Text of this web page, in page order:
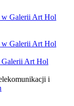
Galerii Art Hol
i